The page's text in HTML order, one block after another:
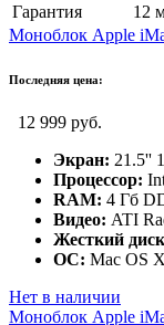
Гарантия
12
Моноблок Apple
Последняя цена:
12 999 руб.
Экран: 21.5''
Процессор:
RAM: 4 Гб
Видео: ATI
Жесткий
ОС: Mac OS
Нет в наличии
Моноблок Apple